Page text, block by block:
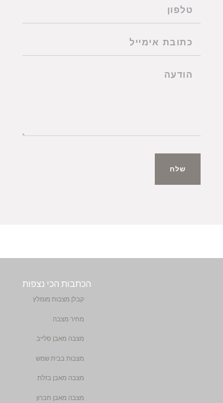
שלח
הכתבות הכי נצפות
קבלן מצבות מומלץ
מחיר מצבה
מצבה מאבן סלייב
מצבות בבית שמש
מצבה מאבן בזלת
מצבה מאבן חברון